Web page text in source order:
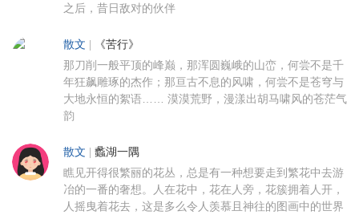
之后，昔日敌对的伙伴
散文 《苦行》
那刀削一般平顶的峰巅，那浑圆巍峨的山峦，何尝不是千
年狂飙雕琢的杰作；那亘古不息的风啸，何尝不是苍穹与
大地永恒的絮语…… 漠漠荒野，漫漾出胡马啸风的苍茫气
韵
散文 蠡湖一隅
瞧见开得很繁丽的花丛，总是有一种想要走到繁花中去游
冶的一番的奢想。人在花中，花在人旁，花簇拥着人开，
人摇曳着花去，这是多么令人羡慕且神往的图画中的世界